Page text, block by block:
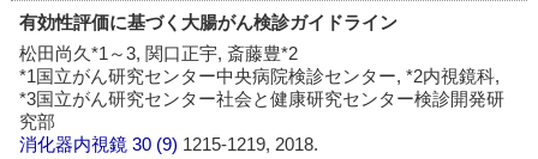
有効性評価に基づく大腸がん検診ガイドライン
松田尚久*1～3, 関口正宇, 斎藤豊*2
*1国立がん研究センター中央病院検診センター, *2内視鏡科,
*3国立がん研究センター社会と健康研究センター検診開発研
究部
消化器内視鏡 30 (9) 1215-1219, 2018.